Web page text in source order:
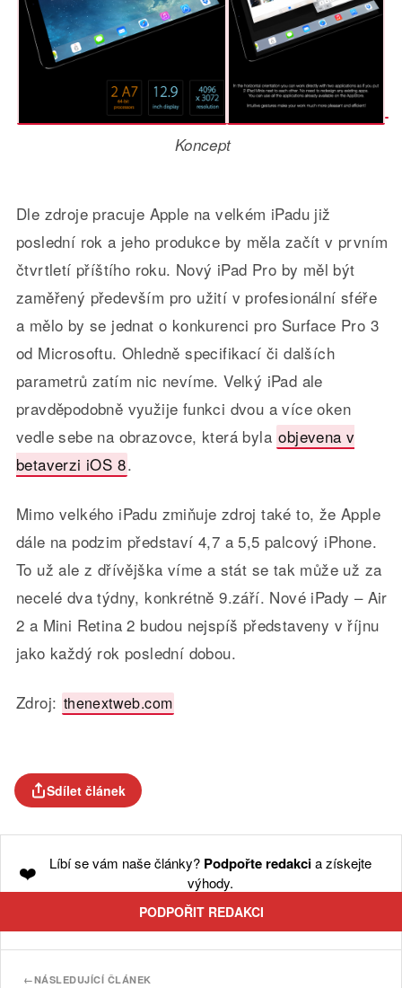
Koncept
Dle zdroje pracuje Apple na velkém iPadu již
poslední rok a jeho produkce by měla začít v prvním
čtvrtletí příštího roku. Nový iPad Pro by měl být
zaměřený především pro užití v profesionální sféře
a mělo by se jednat o konkurenci pro Surface Pro 3
od Microsoftu. Ohledně specifikací či dalších
parametrů zatím nic nevíme. Velký iPad ale
pravděpodobně využije funkci dvou a více oken
vedle sebe na obrazovce, která byla objevena v
betaverzi iOS 8.
Mimo velkého iPadu zmiňuje zdroj také to, že Apple
dále na podzim představí 4,7 a 5,5 palcový iPhone.
To už ale z dřívějška víme a stát se tak může už za
necelé dva týdny, konkrétně 9.září. Nové iPady – Air
2 a Mini Retina 2 budou nejspíš představeny v říjnu
jako každý rok poslední dobou.
Zdroj: thenextweb.com
Sdílet článek
❤️ Líbí se vám naše články? Podpořte redakcia získejte
výhody.
PODPOŘIT REDAKCI
←NÁSLEDUJÍCÍ ČLÁNEK